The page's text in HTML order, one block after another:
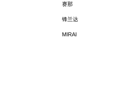
赛那
锋兰达
MIRAI